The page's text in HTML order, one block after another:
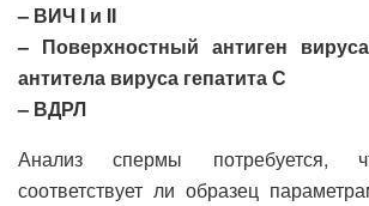
– ВИЧ I и II
– Поверхностный антиген
антитела вируса гепатита С
– ВДРЛ
Анализ спермы потребуется,
соответствует ли образец